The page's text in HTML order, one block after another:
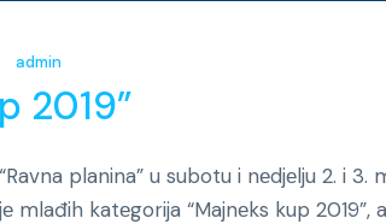
admin
2019”
planina” u subotu i nеdjеlju 2. i 3.
mlađih katеgorija “Majnеks kup